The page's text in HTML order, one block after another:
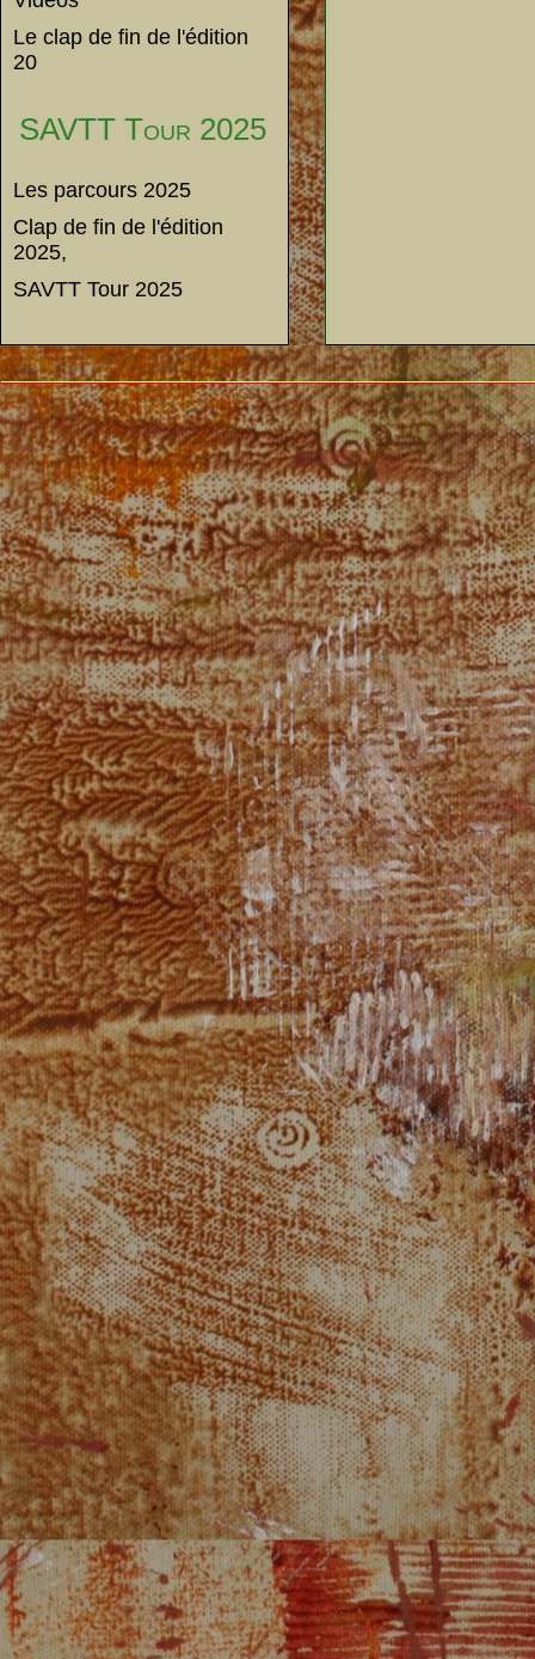
Le clap de fin de l'édition
20
SAVTT Tour 2025
Les parcours 2025
Clap de fin de l'édition
2025,
SAVTT Tour 2025